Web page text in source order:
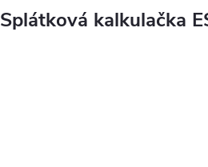
Splátková kalkulačka